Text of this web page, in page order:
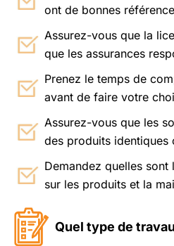
ont de bonnes
Assurez-vous que la
que les assurances
Prenez le temps de
avant de faire votre
Assurez-vous que les
des produits identiques
Demandez quelles
sur les produits et la
Quel type de